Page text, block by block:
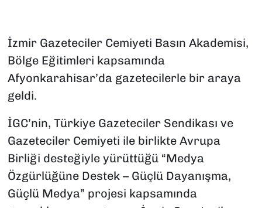
İzmir Gazeteciler Cemiyeti Basın Akademisi,
Bölge Eğitimleri kapsamında
Afyonkarahisar’da gazetecilerle bir araya
geldi.
İGC’nin, Türkiye Gazeteciler Sendikası ve
Gazeteciler Cemiyeti ile birlikte Avrupa
Birliği desteğiyle yürüttüğü “Medya
Özgürlüğüne Destek – Güçlü Dayanışma,
Güçlü Medya” projesi kapsamında